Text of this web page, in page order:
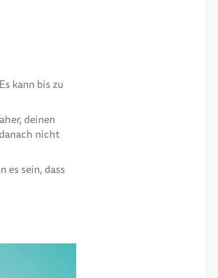
kann bis zu
deinen
nicht
es sein, dass